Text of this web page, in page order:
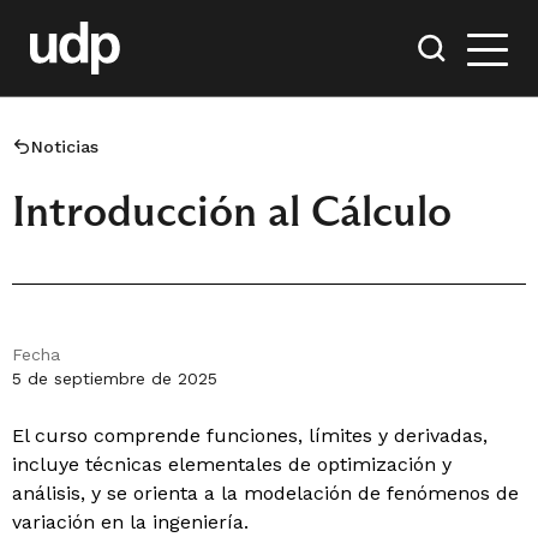
Noticias
Introducción al Cálculo
Fecha
5 de septiembre de 2025
El curso comprende funciones, límites y derivadas,
incluye técnicas elementales de optimización y
análisis, y se orienta a la modelación de fenómenos de
variación en la ingeniería.